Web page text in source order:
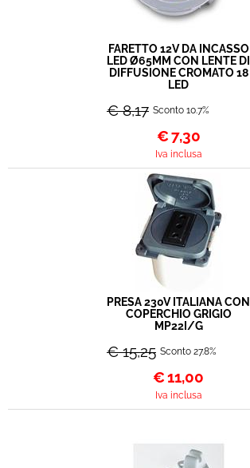
FARETTO 12V DA INCASSO
LED Ø65MM CON LENTE DI
DIFFUSIONE CROMATO 18
LED
€ 8,17 Sconto 10.7%
€7,30
Iva inclusa
PRESA 230V ITALIANA CON
COPERCHIO GRIGIO
MP22I/G
€ 15,25 Sconto 27.8%
€11,00
Iva inclusa